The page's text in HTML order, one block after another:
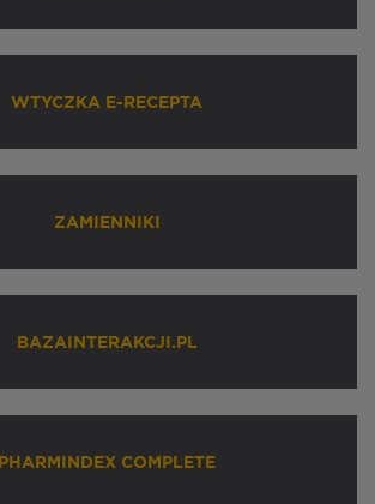
WTYCZKA E-RECEPTA
ZAMIENNIKI
BAZAINTERAKCJI.PL
PHARMINDEX COMPLETE